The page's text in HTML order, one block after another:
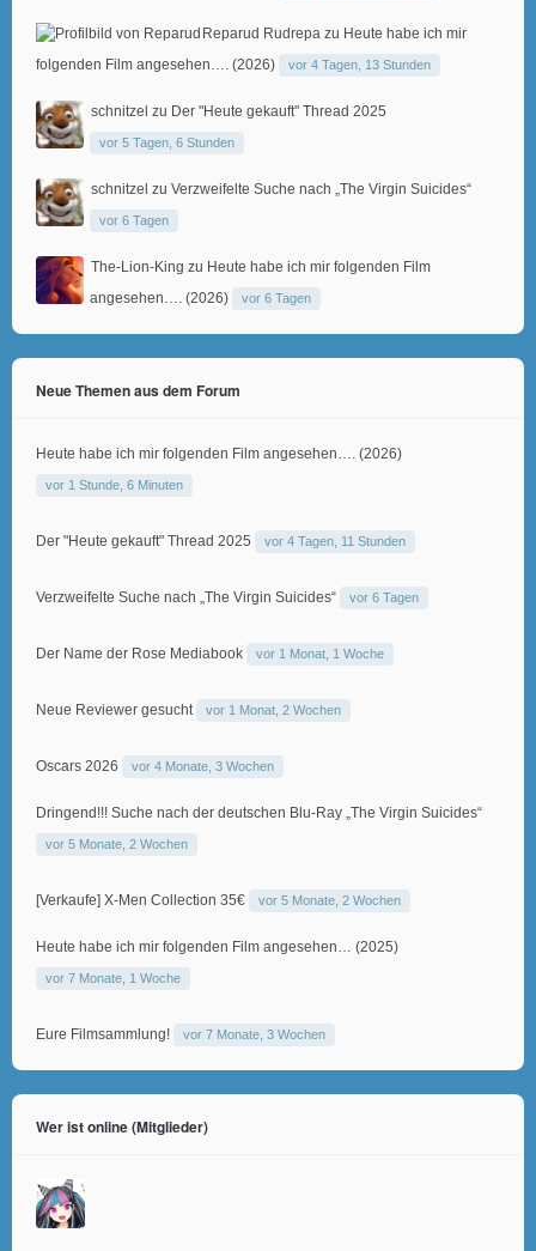
Reparud Rudrepa zu Heute habe ich mir
folgenden Film angesehen…. (2026)
vor 4 Tagen, 13 Stunden
schnitzel zu Der "Heute gekauft" Thread 2025
vor 5 Tagen, 6 Stunden
schnitzel zu Verzweifelte Suche nach „The Virgin Suicides“
vor 6 Tagen
The-Lion-King zu Heute habe ich mir folgenden Film
angesehen…. (2026)
vor 6 Tagen
Neue Themen aus dem Forum
Heute habe ich mir folgenden Film angesehen…. (2026)
vor 1 Stunde, 6 Minuten
Der "Heute gekauft" Thread 2025 vor 4 Tagen, 11 Stunden
Verzweifelte Suche nach „The Virgin Suicides“ vor 6 Tagen
Der Name der Rose Mediabook vor 1 Monat, 1 Woche
Neue Reviewer gesucht vor 1 Monat, 2 Wochen
Oscars 2026 vor 4 Monate, 3 Wochen
Dringend!!! Suche nach der deutschen Blu-Ray „The Virgin Suicides“
vor 5 Monate, 2 Wochen
[Verkaufe] X-Men Collection 35€ vor 5 Monate, 2 Wochen
Heute habe ich mir folgenden Film angesehen… (2025)
vor 7 Monate, 1 Woche
Eure Filmsammlung! vor 7 Monate, 3 Wochen
Wer ist online (Mitglieder)